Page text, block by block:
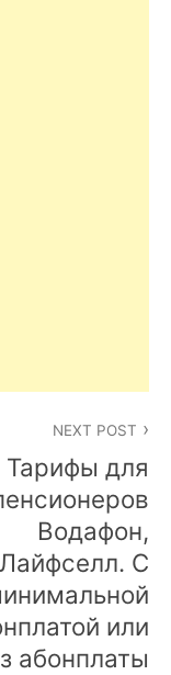
NEXT POST
Тарифы для
Водафон,
Лайфселл. С
или
абонплаты